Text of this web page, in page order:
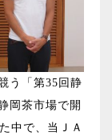
う「第35回静
岡茶市場で開
中で、当ＪＡ